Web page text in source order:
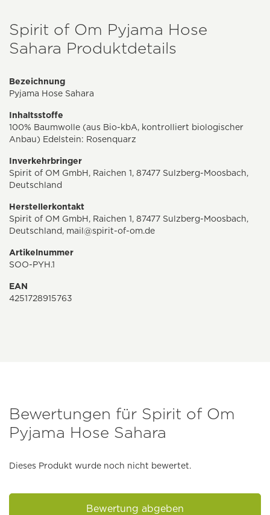
Spirit of Om Pyjama Hose
Sahara Produktdetails
Bezeichnung
Pyjama Hose Sahara
Inhaltsstoffe
100% Baumwolle (aus Bio-kbA, kontrolliert biologischer
Anbau) Edelstein: Rosenquarz
Inverkehrbringer
Spirit of OM GmbH, Raichen 1, 87477 Sulzberg-Moosbach,
Deutschland
Herstellerkontakt
Spirit of OM GmbH, Raichen 1, 87477 Sulzberg-Moosbach,
Deutschland, mail@spirit-of-om.de
Artikelnummer
SOO-PYH.1
EAN
4251728915763
Bewertungen für Spirit of Om
Pyjama Hose Sahara
Dieses Produkt wurde noch nicht bewertet.
Bewertung abgeben